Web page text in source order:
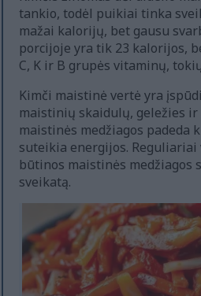
tankio, todėl puikiai tinka
mažai kalorijų, bet gausu
porcijoje yra tik 23 kalorijos,
C, K ir B grupės vitaminų,
Kimči maistinė vertė yra
maistinių skaidulų, geležies ir
maistinės medžiagos padeda
suteikia energijos.
būtinos maistinės medžiagos
sveikatą.